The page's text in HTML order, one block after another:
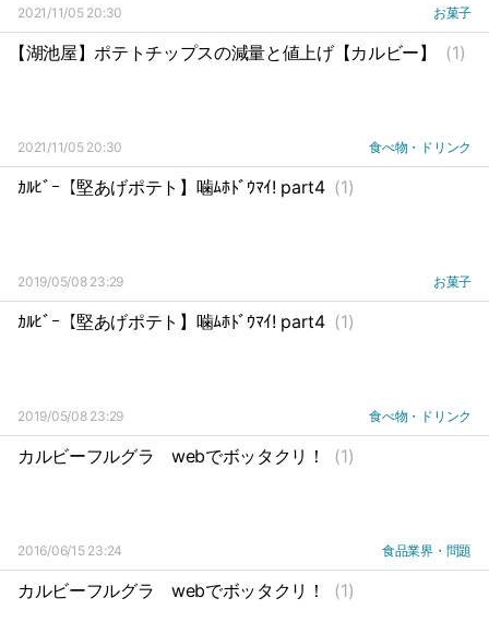
2021/11/05 20:30 お菓子
【湖池屋】ポテトチップスの減量と値上げ【カルビー】 (1)
2021/11/05 20:30 食べ物・ドリンク
ｶﾙﾋﾞｰ【堅あげポテト】噛ﾑﾎﾄﾞｳﾏｲ! part4 (1)
2019/05/08 23:29 お菓子
ｶﾙﾋﾞｰ【堅あげポテト】噛ﾑﾎﾄﾞｳﾏｲ! part4 (1)
2019/05/08 23:29 食べ物・ドリンク
カルビーフルグラ webでボッタクリ！ (1)
2016/06/15 23:24 食品業界・問題
カルビーフルグラ webでボッタクリ！ (1)